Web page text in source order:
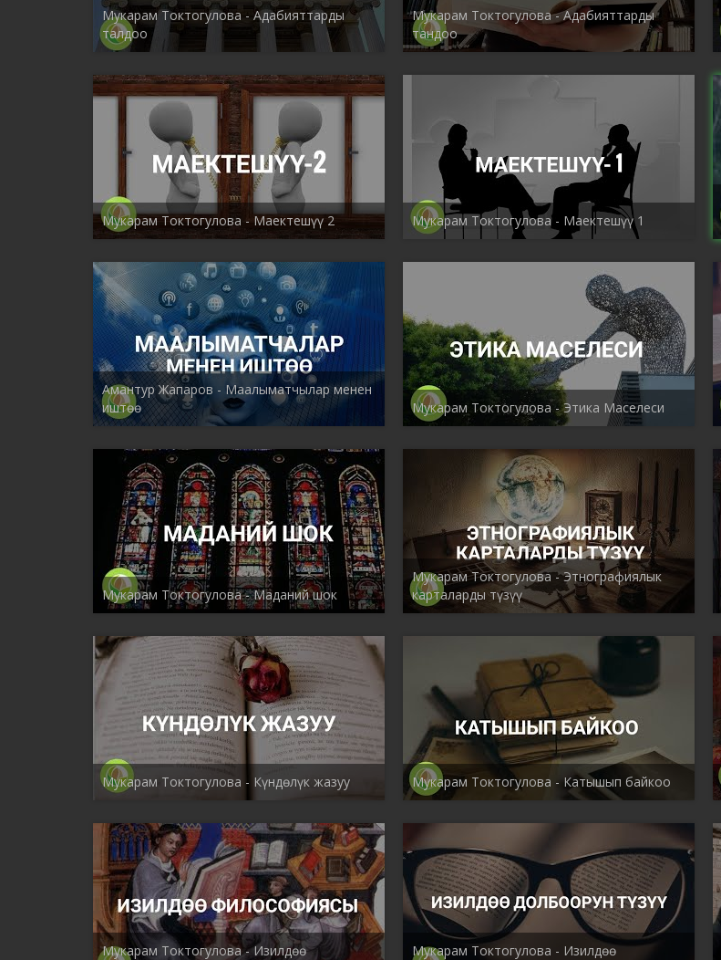
Мукарам Токтогулова - Адабияттарды
талдоо
Мукарам Токтогулова - Адабияттарды
тандоо
Мукарам Токтогулова - Маектешүү 2 Мукарам Токтогулова - Маектешүү 1
Амантур Жапаров - Маалыматчылар менен
иштөө
Мукарам Токтогулова - Этика Маселеси
Мукарам Токтогулова - Маданий шок
Мукарам Токтогулова - Этнографиялык
карталарды түзүү
Мукарам Токтогулова - Күндөлүк жазуу Мукарам Токтогулова - Катышып байкоо
Мукарам Токтогулова - Изилдөө Мукарам Токтогулова - Изилдөө